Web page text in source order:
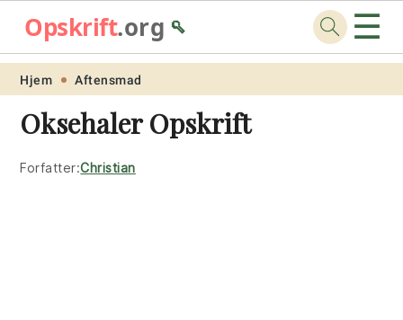
Skip
primary
navigation
Skip
main
content
Skip
primary
sidebar
Skip
footer
Opskrift.org🥄 ☰
Hjem Aftensmad
Oksehaler Opskrift
Forfatter:Christian